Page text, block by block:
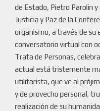
de Estado, Pietro Parolin y
Justicia y Paz de la
organismo, a través de su
conversatorio virtual con
Trata de Personas,
actual está tristemente
utilitarista, que ve al
y de provecho personal,
realización de su